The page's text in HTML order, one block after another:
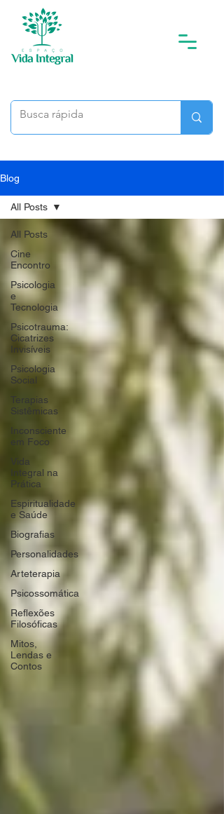
Blog
All Posts
Cine
Encontro
Psicologia
e
Tecnologia
Psicotrauma:
Cicatrizes
Invisíveis
Psicologia
Social
Terapias
Sistêmicas
Inconsciente
em Foco
Vida
Integral na
Prática
Espiritualidade
e Saúde
Biografias
Personalidades
Arteterapia
Psicossomática
Reflexões
Filosóficas
Mitos,
Lendas e
Contos
All Posts